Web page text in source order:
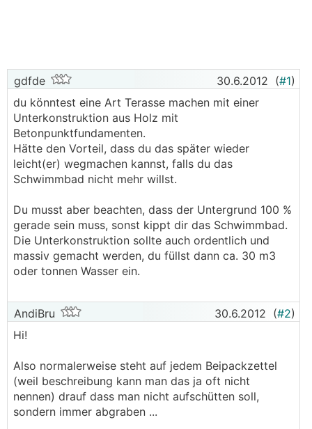
gdfde 30.6.2012 (#1)
du könntest eine Art Terasse machen mit einer
Unterkonstruktion aus Holz mit
Betonpunktfundamenten.
Hätte den Vorteil, dass du das später wieder
leicht(er) wegmachen kannst, falls du das
Schwimmbad nicht mehr willst.
Du musst aber beachten, dass der Untergrund 100 %
gerade sein muss, sonst kippt dir das Schwimmbad.
Die Unterkonstruktion sollte auch ordentlich und
massiv gemacht werden, du füllst dann ca. 30 m3
oder tonnen Wasser ein.
AndiBru 30.6.2012 (#2)
Hi!
Also normalerweise steht auf jedem Beipackzettel
(weil beschreibung kann man das ja oft nicht
nennen) drauf dass man nicht aufschütten soll,
sondern immer abgraben ...